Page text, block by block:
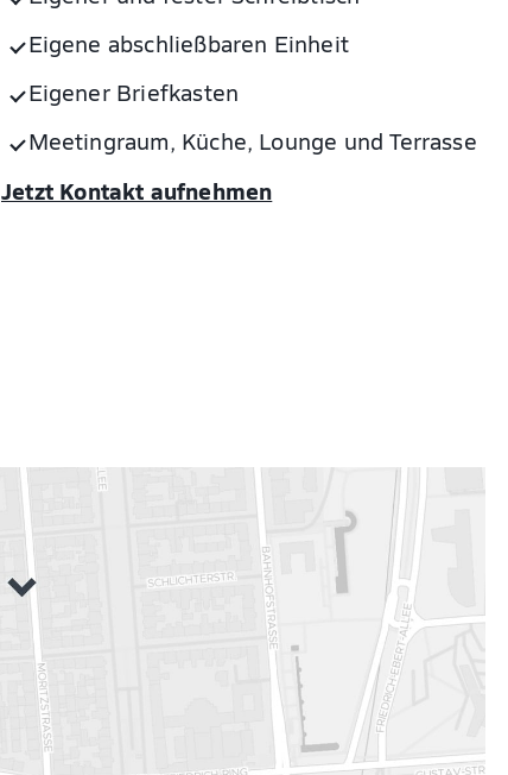
Eigene abschließbaren Einheit
Eigener Briefkasten
Meetingraum, Küche, Lounge und Terrasse
Jetzt Kontakt aufnehmen